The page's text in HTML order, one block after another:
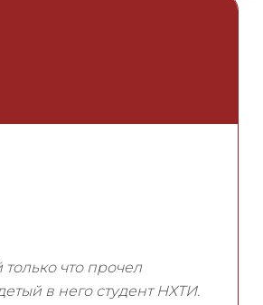
что прочел
в него студент НХТИ.